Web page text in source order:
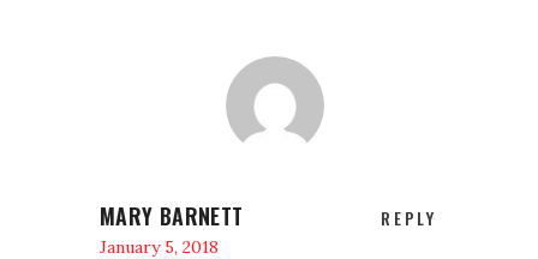
MARY BARNETT REPLY
January 5, 2018